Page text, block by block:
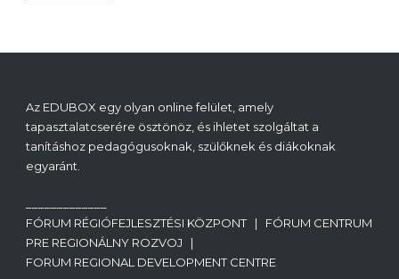
Az EDUBOX egy olyan online felület, amely
tapasztalatcserére ösztönöz, és ihletet szolgáltat a
tanításhoz pedagógusoknak, szülőknek és diákoknak
egyaránt.
FÓRUM RÉGIÓFEJLESZTÉSI KÖZPONT | FÓRUM CENTRUM
PRE REGIONÁLNY ROZVOJ |
FORUM REGIONAL DEVELOPMENT CENTRE